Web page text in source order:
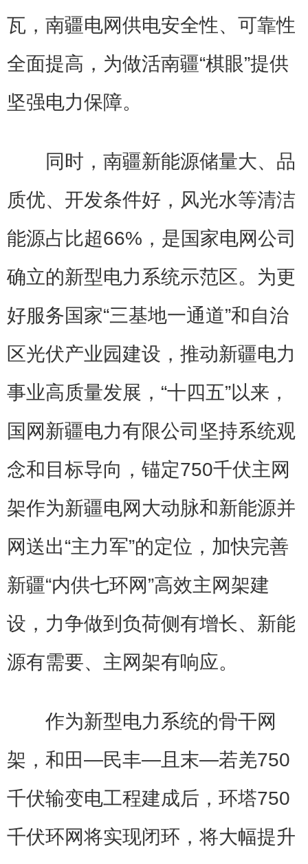
瓦，南疆电网供电安全性、可靠性
全面提高，为做活南疆“棋眼”提供
坚强电力保障。
同时，南疆新能源储量大、品
质优、开发条件好，风光水等清洁
能源占比超66%，是国家电网公司
确立的新型电力系统示范区。为更
好服务国家“三基地一通道”和自治
区光伏产业园建设，推动新疆电力
事业高质量发展，“十四五”以来，
国网新疆电力有限公司坚持系统观
念和目标导向，锚定750千伏主网
架作为新疆电网大动脉和新能源并
网送出“主力军”的定位，加快完善
新疆“内供七环网”高效主网架建
设，力争做到负荷侧有增长、新能
源有需要、主网架有响应。
作为新型电力系统的骨干网
架，和田—民丰—且末—若羌750
千伏输变电工程建成后，环塔750
千伏环网将实现闭环，将大幅提升